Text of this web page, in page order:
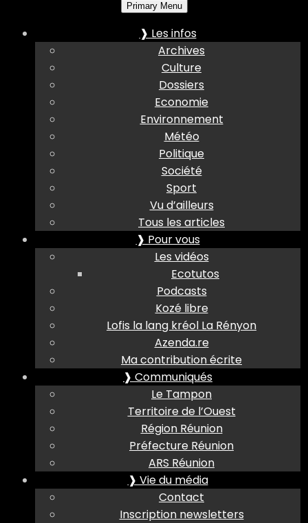
Primary Menu
❱ Les infos
Archives
Culture
Dossiers
Economie
Environnement
Météo
Politique
Société
Sport
Vu d’ailleurs
Tous les articles
❱ Pour vous
Les vidéos
Ecotutos
Podcasts
Kozé libre
Lofis la lang kréol La Rényon
Azenda.re
Ma contribution écrite
❱ Communiqués
Le Tampon
Territoire de l’Ouest
Région Réunion
Préfecture Réunion
ARS Réunion
❱ Vie du média
Contact
Inscription newsletters